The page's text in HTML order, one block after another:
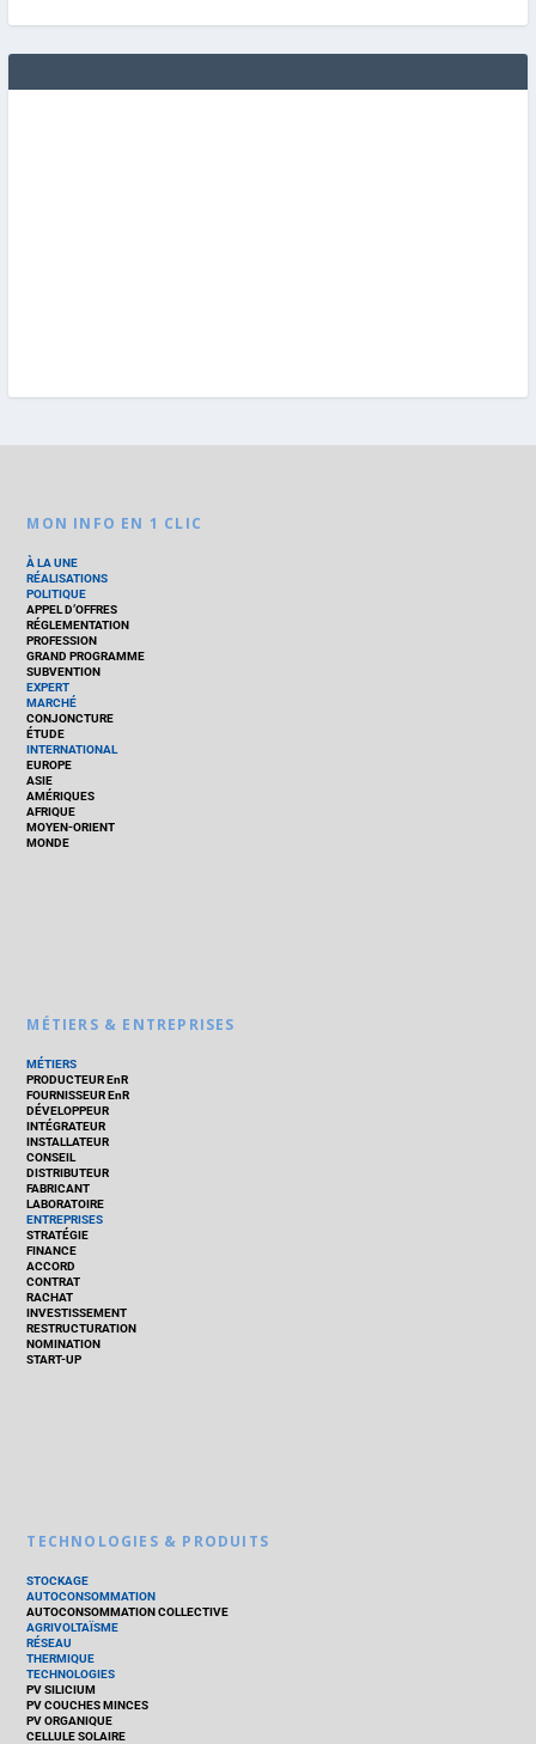
MON INFO EN 1 CLIC
À LA UNE
RÉALISATIONS
POLITIQUE
APPEL D’OFFRES
RÉGLEMENTATION
PROFESSION
GRAND PROGRAMME
SUBVENTION
EXPERT
MARCHÉ
CONJONCTURE
ÉTUDE
INTERNATIONAL
EUROPE
ASIE
AMÉRIQUES
AFRIQUE
MOYEN-ORIENT
MONDE
MÉTIERS & ENTREPRISES
MÉTIERS
PRODUCTEUR EnR
FOURNISSEUR EnR
DÉVELOPPEUR
INTÉGRATEUR
INSTALLATEUR
CONSEIL
DISTRIBUTEUR
FABRICANT
LABORATOIRE
ENTREPRISES
STRATÉGIE
FINANCE
ACCORD
CONTRAT
RACHAT
INVESTISSEMENT
RESTRUCTURATION
NOMINATION
START-UP
TECHNOLOGIES & PRODUITS
STOCKAGE
AUTOCONSOMMATION
AUTOCONSOMMATION COLLECTIVE
AGRIVOLTAÏSME
RÉSEAU
THERMIQUE
TECHNOLOGIES
PV SILICIUM
PV COUCHES MINCES
PV ORGANIQUE
CELLULE SOLAIRE